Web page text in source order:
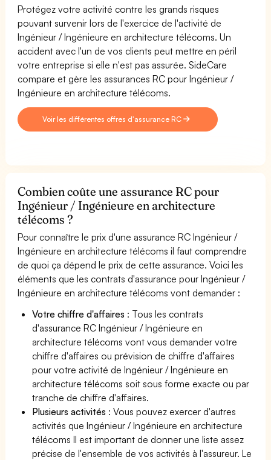
Protégez votre activité contre les grands risques
pouvant survenir lors de l'exercice de l'activité de
Ingénieur / Ingénieure en architecture télécoms. Un
accident avec l'un de vos clients peut mettre en péril
votre entreprise si elle n'est pas assurée. SideCare
compare et gère les assurances RC pour Ingénieur /
Ingénieure en architecture télécoms.
Voir les différentes offres d'assurance RC
Combien coûte une assurance RC pour
Ingénieur / Ingénieure en architecture
télécoms ?
Pour connaître le prix d'une assurance RC Ingénieur /
Ingénieure en architecture télécoms il faut comprendre
de quoi ça dépend le prix de cette assurance. Voici les
éléments que les contrats d'assurance pour Ingénieur /
Ingénieure en architecture télécoms vont demander :
Votre chiffre d'affaires : Tous les contrats
d'assurance RC Ingénieur / Ingénieure en
architecture télécoms vont vous demander votre
chiffre d'affaires ou prévision de chiffre d'affaires
pour votre activité de Ingénieur / Ingénieure en
architecture télécoms soit sous forme exacte ou par
tranche de chiffre d'affaires.
Plusieurs activités : Vous pouvez exercer d'autres
activités que Ingénieur / Ingénieure en architecture
télécoms Il est important de donner une liste assez
précise de l'ensemble de vos activités à l'assureur. Le